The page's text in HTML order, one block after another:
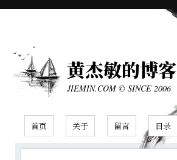
黄杰敏的博客
JIEMIN.COM © SINCE 2006
首页 关于 留言 目录